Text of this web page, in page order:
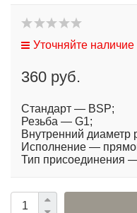
Уточняйте наличие
360 руб.
Стандарт — BSP;
Резьба — G1;
Внутренний
Исполнение —
Тип присоединения